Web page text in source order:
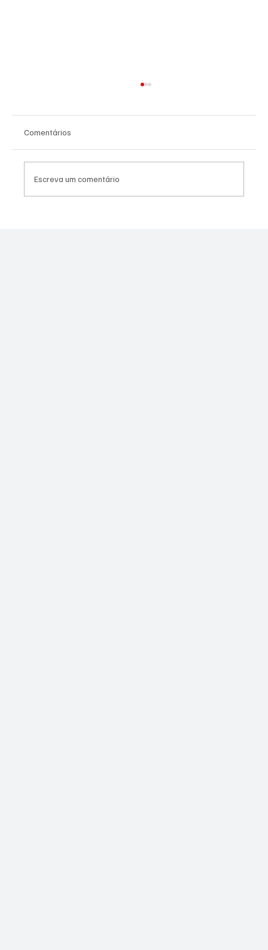
Comentários
Escreva um comentário